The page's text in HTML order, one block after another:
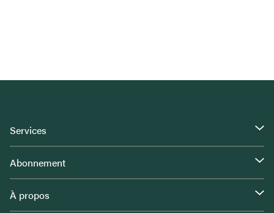
Services
Abonnement
À propos